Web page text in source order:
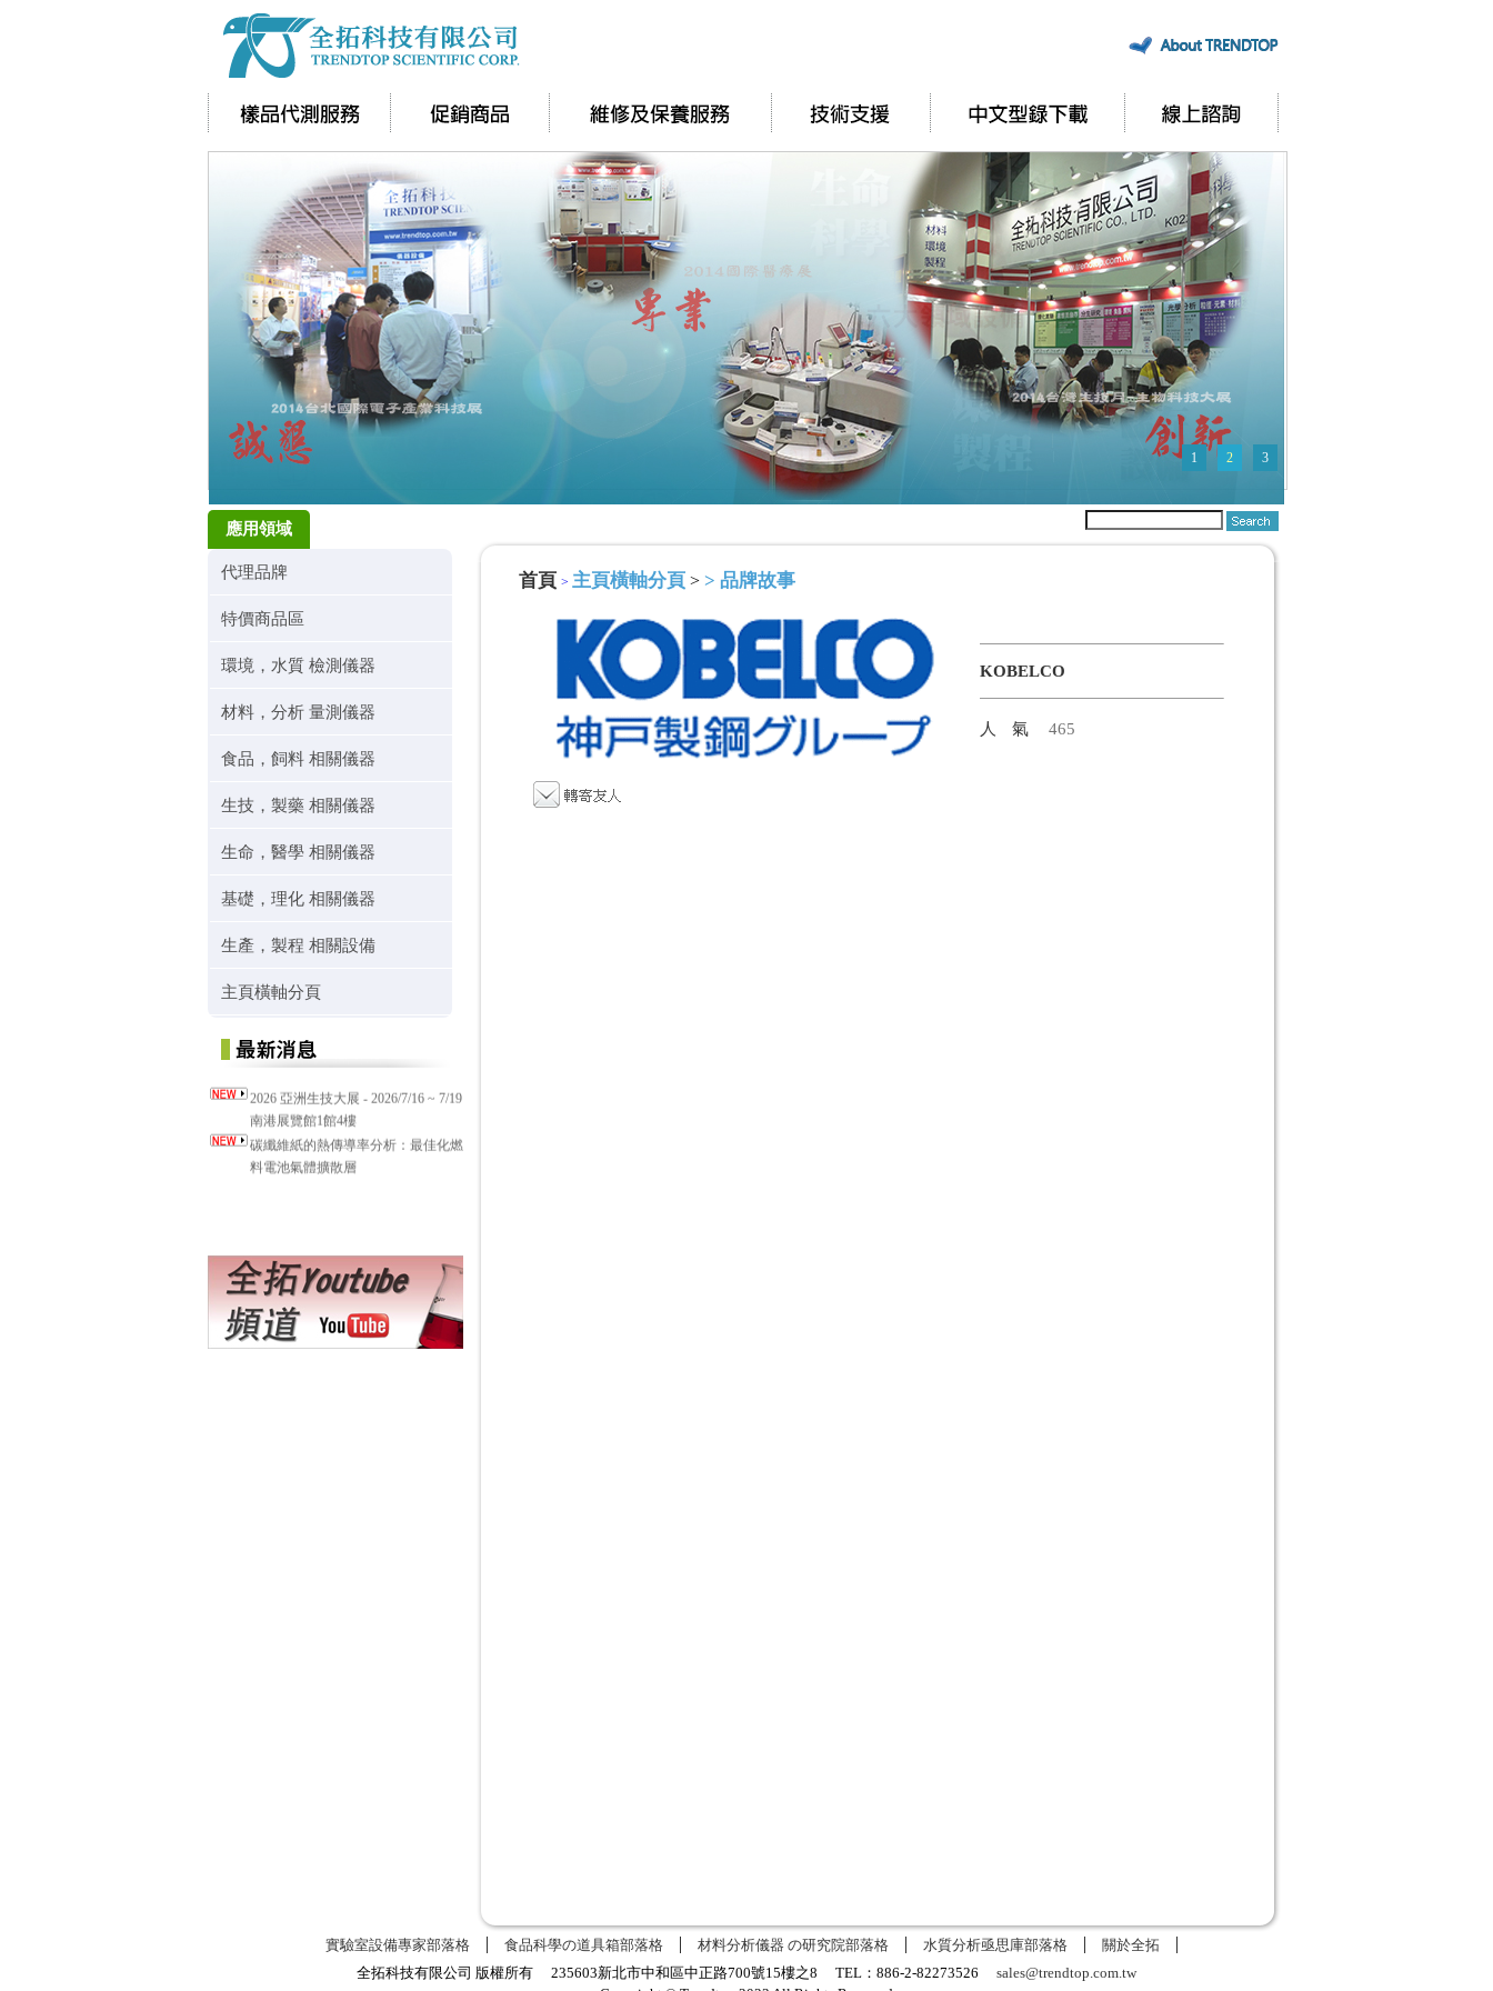
1 2 3
應用領域
代理品牌
特價商品區
環境，水質 檢測儀器
材料，分析 量測儀器
食品，飼料 相關儀器
生技，製藥 相關儀器
生命，醫學 相關儀器
基礎，理化 相關儀器
生產，製程 相關設備
主頁橫軸分頁
南港展覽館1館4樓
料電池氣體擴散層
首頁 > 主頁橫軸分頁 > > 品牌故事
KOBELCO
人氣 465
實驗室設備專家部落格 食品科學の道具箱部落格 材料分析儀器 の研究院部落格 水質分析亟思庫部落格
關於全拓
全拓科技有限公司 版權所有 235603新北市中和區中正路700號15樓之8 TEL：886-2-82273526 sales@trendtop.com.tw